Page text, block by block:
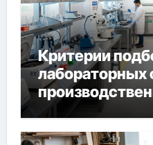
Критерии
лабораторных
лабораторий